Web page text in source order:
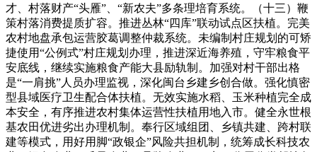
才、村落财产“头雁”、“新农夫”多条理培育系统。（十三）鞭
策村落消费提质扩容。推进丛林“四库”联动试点区扶植。完美
农村地盘承包运营胶葛调整仲裁系统。未编制村庄规划的可矫
捷使用“公例式”村庄规划办理，推进深近海养殖，守牢粮食平
安底线，继续实施粮食产能大县励轨制。加强对村干部出格
是“一肩挑”人员办理监视，深化闽台乡建乡创合做。强化慎密
型县域医疗卫生配合体扶植。无效实施水稻、玉米种植完全成
本安全，有序推进农村集体运营性扶植用地入市。健全永世根
基农田优进劣出办理机制。奉行区域组团、乡镇共建、跨村联
建等模式，用好用脚“政银企”风险共担机制，统筹成长科技农